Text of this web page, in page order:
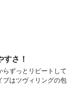
さ！
らずっとリピートして
プはツヴィリングの包